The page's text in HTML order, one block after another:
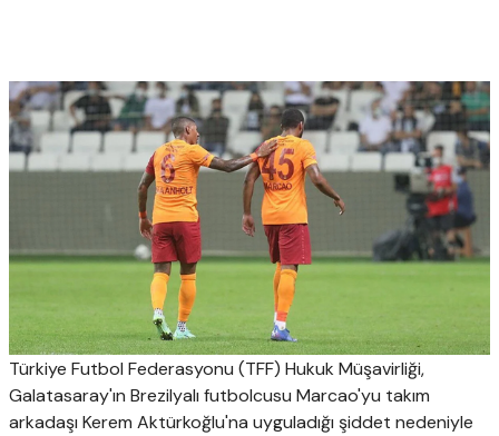
Türkiye Futbol Federasyonu (TFF) Hukuk Müşavirliği,
Galatasaray'ın Brezilyalı futbolcusu Marcao'yu takım
arkadaşı Kerem Aktürkoğlu'na uyguladığı şiddet nedeniyle